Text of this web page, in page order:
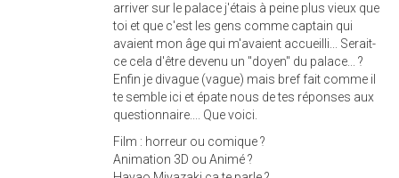
arriver sur le palace j'étais à peine plus vieux que
toi et que c'est les gens comme captain qui
avaient mon âge qui m'avaient accueilli... Serait-
ce cela d'être devenu un "doyen" du palace... ?
Enfin je divague (vague) mais bref fait comme il
te semble ici et épate nous de tes réponses aux
questionnaire.... Que voici.
Film : horreur ou comique ?
Animation 3D ou Animé ?